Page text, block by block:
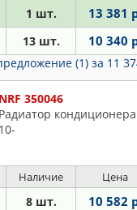
1 шт. 13 381
13 шт. 10 340
(1) за 11
NRF 350046
Радиатор
10-
Наличие Цена
8 шт. 10 582